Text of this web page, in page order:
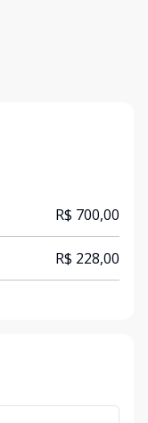
R$ 700,00
R$ 228,00